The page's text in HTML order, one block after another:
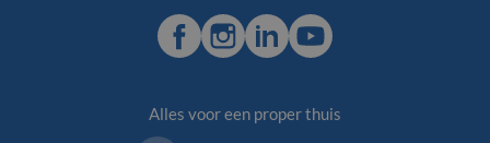
FacebookInstagram
LinkedInYoutube
Alles voor een proper thuis